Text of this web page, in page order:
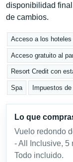
disponibilidad
de cambios.
Acceso a los
Acceso gratuito al
Resort Credit con
Spa Impuestos
Lo que
Vuelo redondo
- All Inclusive, 5
Todo incluido.